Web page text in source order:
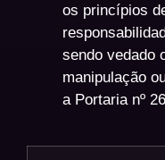
os princípios
sendo vedado
manipulação
a Portaria nº